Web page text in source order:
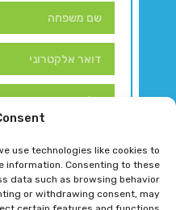
use technologies like cookies to
information. Consenting to these
data such as browsing behavior
or withdrawing consent, may